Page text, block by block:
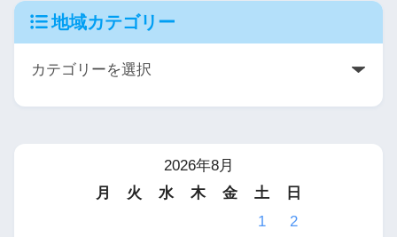
地域カテゴリー
2026年8月
月
火 水 木 金 土
日
1
2